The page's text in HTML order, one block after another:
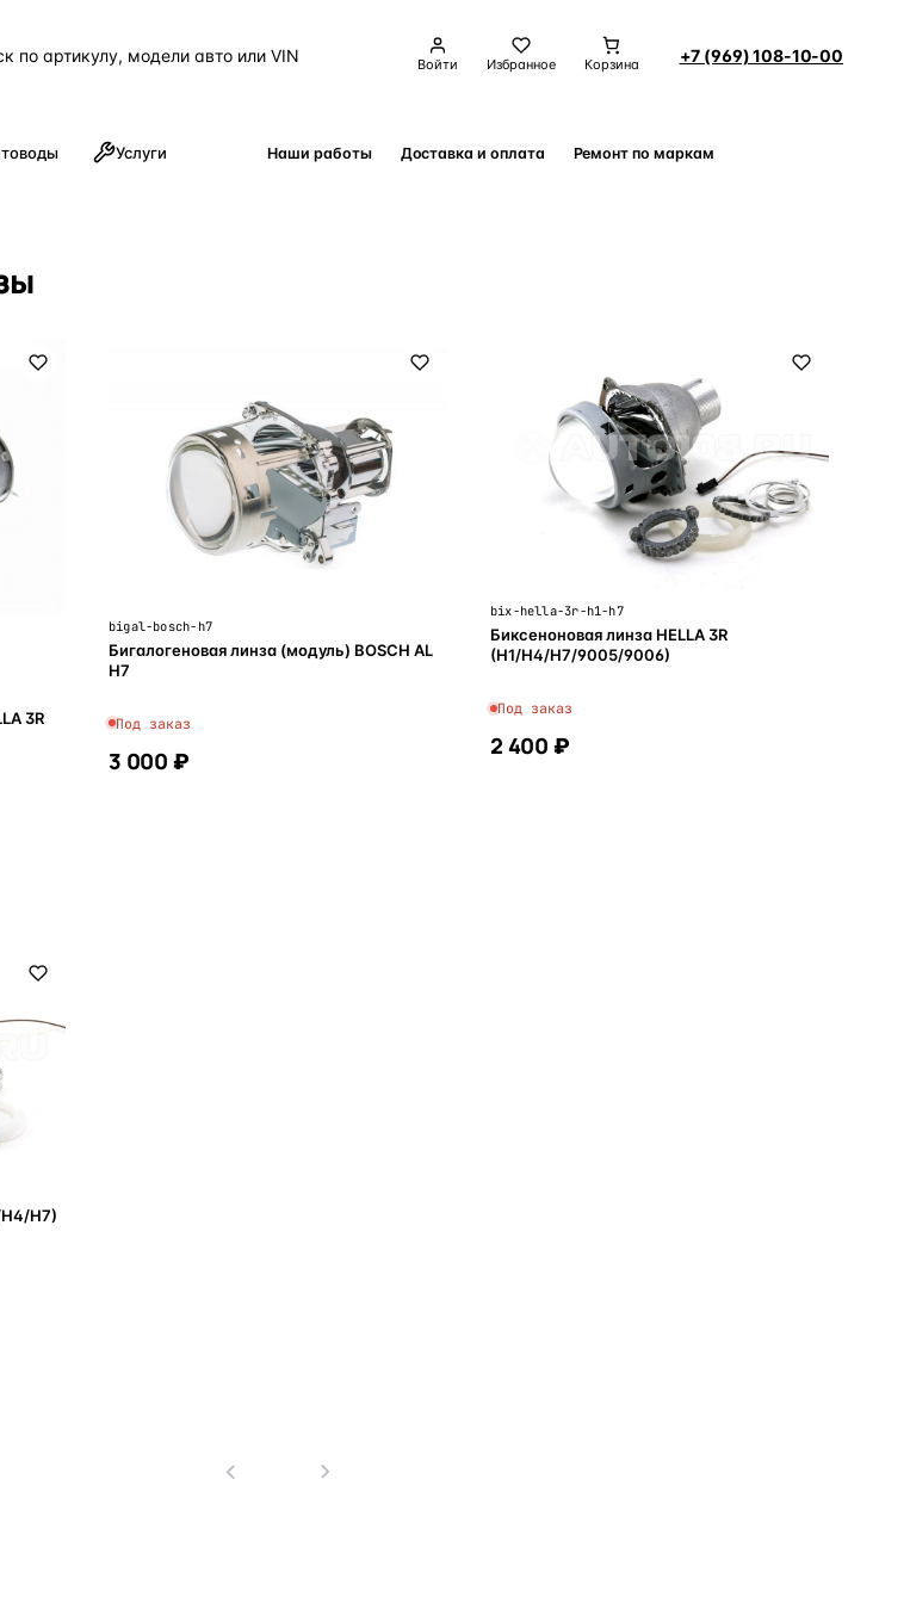
Войти Избранное Корзина +7 (969) 108-10-00
Услуги Наши работы Доставка и оплата Ремонт по маркам
3R
bigal-bosch-h7
Бигалогеновая линза (модуль) BOSCH AL
H7
Под заказ
3 000 ₽
bix-hella-3r-h1-h7
Биксеноновая линза HELLA 3R
(H1/H4/H7/9005/9006)
Под заказ
2 400 ₽
H4/H7)